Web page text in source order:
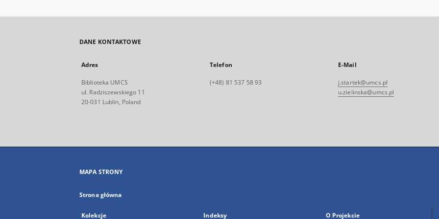
DANE KONTAKTOWE
Adres
Biblioteka UMCS
ul. Radziszewskiego 11
20-031 Lublin, Poland
Telefon
(+48) 81 537 58 93
E-Mail
j.startek@umcs.pl
u.zielinska@umcs.pl
MAPA STRONY
Strona główna
Kolekcje Indeksy O Projekcie